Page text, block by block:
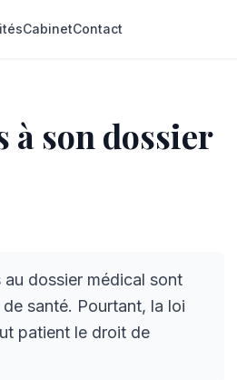
CabinetContact
à son dossier
dossier médical sont
santé. Pourtant, la loi
patient le droit de